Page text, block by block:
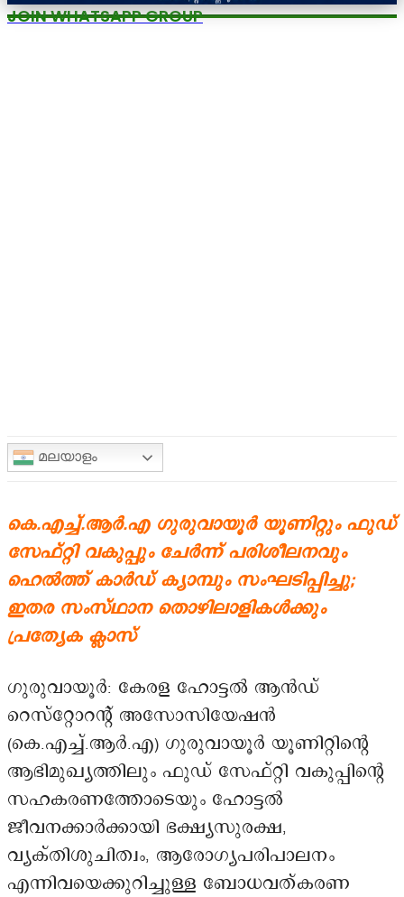
JOIN WHATSAPP GROUP
മലയാളം
കെ.എച്ച്.ആർ.എ ഗുരുവായൂർ യൂണിറ്റും ഫുഡ്
സേഫ്റ്റി വകുപ്പും ചേർന്ന് പരിശീലനവും
ഹെൽത്ത് കാർഡ് ക്യാമ്പും സംഘടിപ്പിച്ചു;
ഇതര സംസ്ഥാന തൊഴിലാളികൾക്കും
പ്രത്യേക ക്ലാസ്
ഗുരുവായൂർ: കേരള ഹോട്ടൽ ആൻഡ്
റെസ്റ്റോറന്റ് അസോസിയേഷൻ
(കെ.എച്ച്.ആർ.എ) ഗുരുവായൂർ യൂണിറ്റിന്റെ
ആഭിമുഖ്യത്തിലും ഫുഡ് സേഫ്റ്റി വകുപ്പിന്റെ
സഹകരണത്തോടെയും ഹോട്ടൽ
ജീവനക്കാർക്കായി ഭക്ഷ്യസുരക്ഷ,
വ്യക്തിശുചിത്വം, ആരോഗ്യപരിപാലനം
എന്നിവയെക്കുറിച്ചുള്ള ബോധവത്കരണ